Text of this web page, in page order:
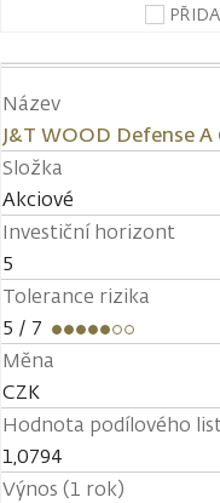
Název
J&T WOOD Defense A
Složka
Akciové
Investiční horizont
5
Tolerance rizika
5 / 7
Měna
CZK
Hodnota podílového
1,0794
Výnos (1 rok)